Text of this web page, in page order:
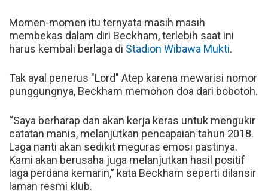
Momen-momen itu ternyata masih masih
membekas dalam diri Beckham, terlebih saat ini
harus kembali berlaga di Stadion Wibawa Mukti.
Tak ayal penerus "Lord" Atep karena mewarisi nomor
punggungnya, Beckham memohon doa dari bobotoh.
“Saya berharap dan akan kerja keras untuk mengukir
catatan manis, melanjutkan pencapaian tahun 2018.
Laga nanti akan sedikit meguras emosi pastinya.
Kami akan berusaha juga melanjutkan hasil positif
laga perdana kemarin,” kata Beckham seperti dilansir
laman resmi klub.